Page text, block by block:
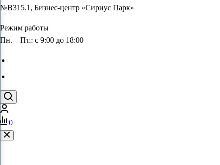
№В315.1, Бизнес-центр «Сириус Парк»
Режим работы
Пн. – Пт.: с 9:00 до 18:00
0